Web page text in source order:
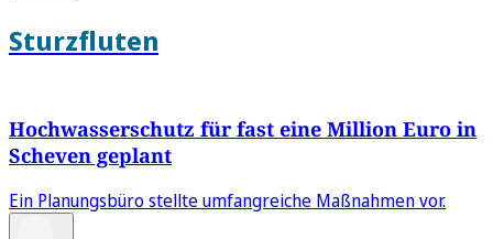
Sturzfluten
Hochwasserschutz für fast eine Million Euro in
Scheven geplant
Ein Planungsbüro stellte umfangreiche Maßnahmen vor.